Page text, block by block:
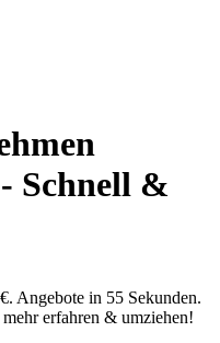
Schnell &
Angebote in 55 Sekunden.
erfahren & umziehen!